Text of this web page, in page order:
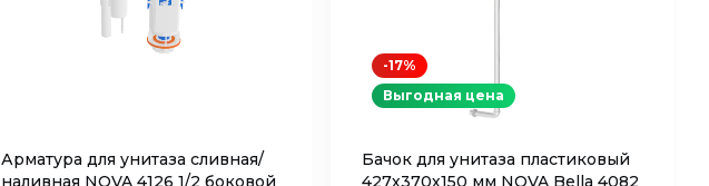
Арматура для унитаза сливная/
наливная NOVA 4126 1/2 боковой
Бачок для унитаза пластиковый
427х370х150 мм NOVA Bella 4082
-17%
Выгодная цена